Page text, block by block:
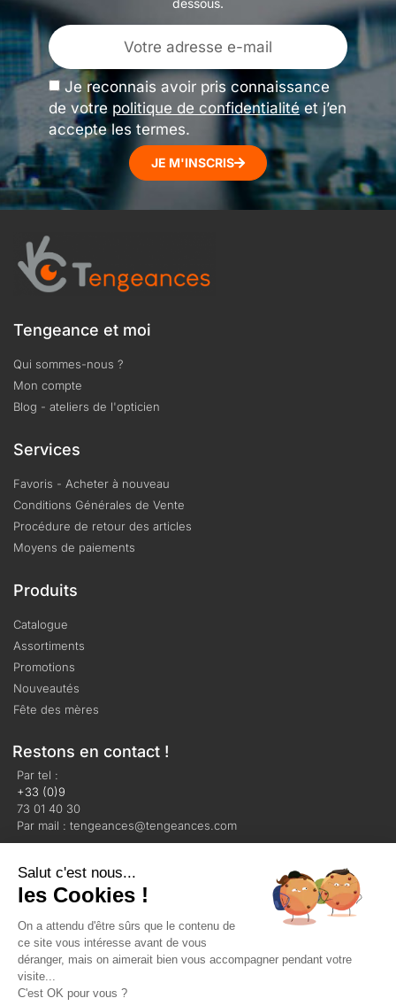
dessous.
Je reconnais avoir pris connaissance
de votre politique de confidentialité et j’en
accepte les termes.
JE M'INSCRIS
Tengeance et moi
Qui sommes-nous ?
Mon compte
Blog - ateliers de l'opticien
Services
Favoris - Acheter à nouveau
Conditions Générales de Vente
Procédure de retour des articles
Moyens de paiements
Produits
Catalogue
Assortiments
Promotions
Nouveautés
Fête des mères
Restons en contact !
Par tel :
+33 (0)9
73 01 40 30
Par mail : tengeances@tengeances.com
Mentions légales
Salut c'est nous...
les Cookies !
On a attendu d'être sûrs que le contenu de
ce site vous intéresse avant de vous
déranger, mais on aimerait bien vous accompagner pendant votre
visite...
C'est OK pour vous ?